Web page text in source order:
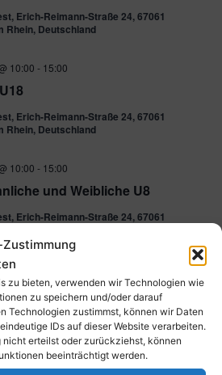
zu bieten, verwenden wir Technologien wie
zu speichern und/oder darauf
Technologien zustimmst, können wir Daten
IDs auf dieser Website verarbeiten.
nicht erteilst oder zurückziehst, können
beeinträchtigt werden.
Erich-Reimann-Straße 24, 67061
Rhein, Deutschland
10:00 - 15:00
Erich-Reimann-Straße 24, 67061
Rhein, Deutschland
und Weibliche U8
10:00 - 15:00
Erich-Reimann-Straße 24, 67061
und Weibliche U10
10:00
Erich-Reimann-Straße 24, 67061
Rhein, Deutschland
10:00-15:00